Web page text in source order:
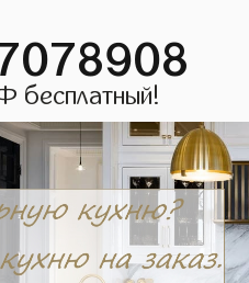
бесплатный!